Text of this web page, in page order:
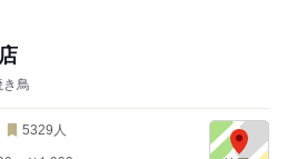
き鳥
5329 人